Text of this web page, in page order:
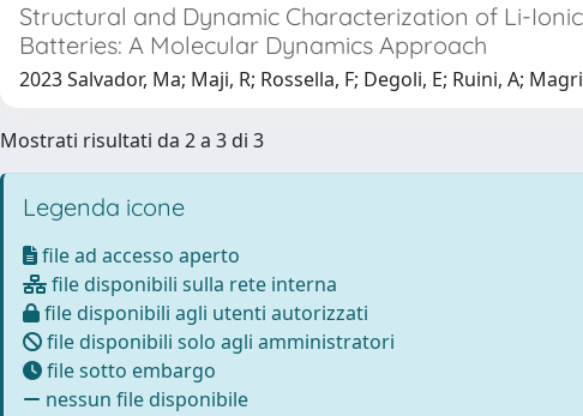
Structural and Dynamic Characterization of Li-
Batteries: A Molecular Dynamics Approach
2023 Salvador, Ma; Maji, R; Rossella, F; Degoli, E; Ruini, A;
Mostrati risultati da 2 a 3 di 3
Legenda icone
file ad accesso aperto
file disponibili sulla rete interna
file disponibili agli utenti autorizzati
file disponibili solo agli amministratori
file sotto embargo
nessun file disponibile